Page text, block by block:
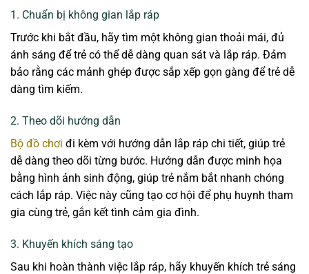
1. Chuẩn bị không gian lắp ráp
Trước khi bắt đầu, hãy tìm một không gian thoải mái, đủ
ánh sáng để trẻ có thể dễ dàng quan sát và lắp ráp. Đảm
bảo rằng các mảnh ghép được sắp xếp gọn gàng để trẻ dễ
dàng tìm kiếm.
2. Theo dõi hướng dẫn
Bộ đồ chơi đi kèm với hướng dẫn lắp ráp chi tiết, giúp trẻ
dễ dàng theo dõi từng bước. Hướng dẫn được minh họa
bằng hình ảnh sinh động, giúp trẻ nắm bắt nhanh chóng
cách lắp ráp. Việc này cũng tạo cơ hội để phụ huynh tham
gia cùng trẻ, gắn kết tình cảm gia đình.
3. Khuyến khích sáng tạo
Sau khi hoàn thành việc lắp ráp, hãy khuyến khích trẻ sáng